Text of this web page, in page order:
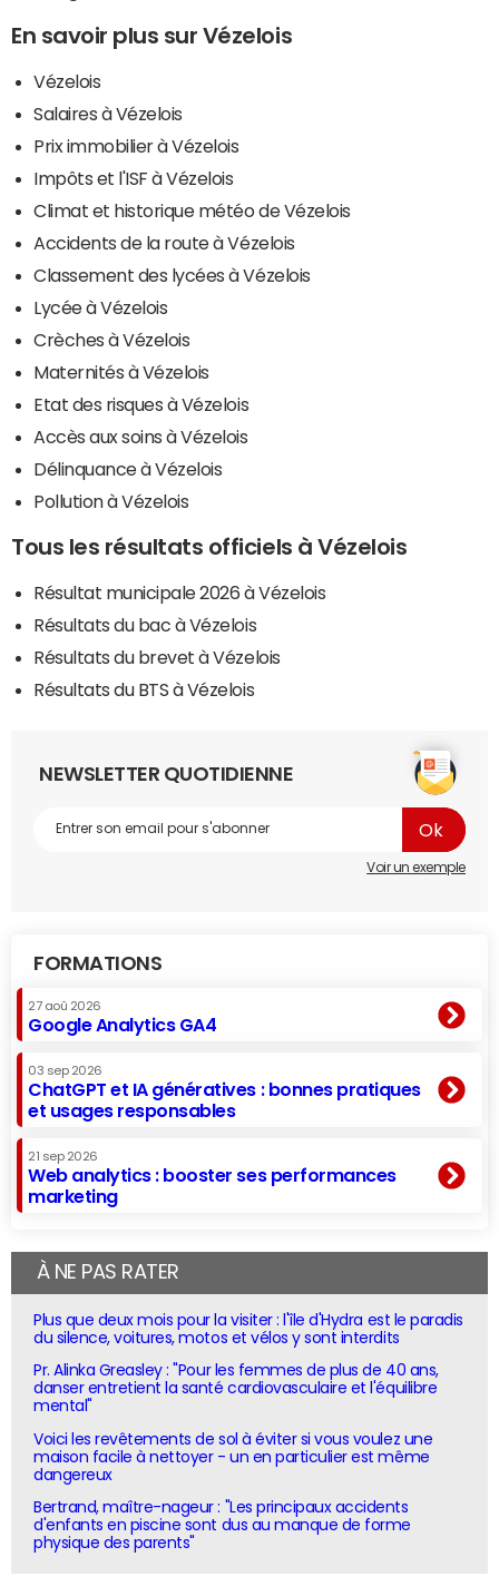
En savoir plus sur Vézelois
Vézelois
Salaires à Vézelois
Prix immobilier à Vézelois
Impôts et l'ISF à Vézelois
Climat et historique météo de Vézelois
Accidents de la route à Vézelois
Classement des lycées à Vézelois
Lycée à Vézelois
Crèches à Vézelois
Maternités à Vézelois
Etat des risques à Vézelois
Accès aux soins à Vézelois
Délinquance à Vézelois
Pollution à Vézelois
Tous les résultats officiels à Vézelois
Résultat municipale 2026 à Vézelois
Résultats du bac à Vézelois
Résultats du brevet à Vézelois
Résultats du BTS à Vézelois
NEWSLETTER QUOTIDIENNE
Voir un exemple
FORMATIONS
27 aoû 2026
Google Analytics GA4
03 sep 2026
ChatGPT et IA génératives : bonnes pratiques
et usages responsables
21 sep 2026
Web analytics : booster ses performances
marketing
À NE PAS RATER
Plus que deux mois pour la visiter : l'île d'Hydra est le paradis
du silence, voitures, motos et vélos y sont interdits
Pr. Alinka Greasley : "Pour les femmes de plus de 40 ans,
danser entretient la santé cardiovasculaire et l'équilibre
mental"
Voici les revêtements de sol à éviter si vous voulez une
maison facile à nettoyer - un en particulier est même
dangereux
Bertrand, maître-nageur : "Les principaux accidents
d'enfants en piscine sont dus au manque de forme
physique des parents"